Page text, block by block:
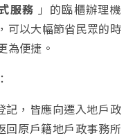
服務 」的臨櫃辦理機
可以大幅節省民眾的時
為便捷。
記，皆應向遷入地戶政
回原戶籍地戶政事務所